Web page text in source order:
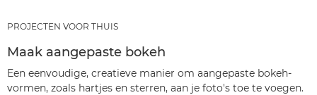
PROJECTEN VOOR THUIS
Maak aangepaste bokeh
Een eenvoudige, creatieve manier om aangepaste bokeh-
vormen, zoals hartjes en sterren, aan je foto's toe te voegen.